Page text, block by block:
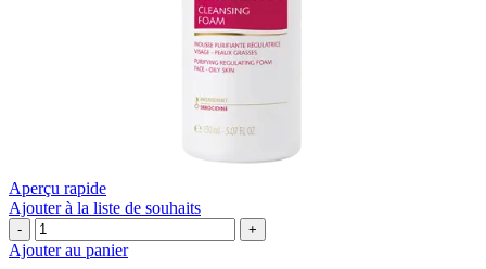
Aperçu rapide
Ajouter à la liste de souhaits
quantité
de
Ajouter au panier